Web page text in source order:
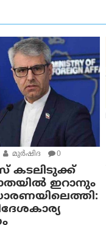
മുര്‍ഷിദ 0
ഇറാനും